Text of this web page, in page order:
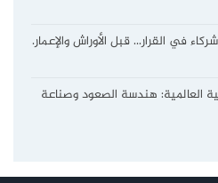
في القرار… قبل الأوراش والإعمار.
العالمية: هندسة الصعود وصناعة